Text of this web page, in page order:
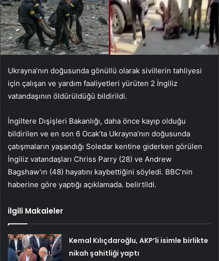
Ukrayna’nın doğusunda gönüllü olarak sivillerin tahliyesi
için çalışan ve yardım faaliyetleri yürüten 2 İngiliz
vatandaşının öldürüldüğü bildirildi.
İngiltere Dışişleri Bakanlığı, daha önce kayıp olduğu
bildirilen ve en son 6 Ocak’ta Ukrayna’nın doğusunda
çatışmaların yaşandığı Soledar kentine giderken görülen
İngiliz vatandaşları Chriss Parry (28) ve Andrew
Bagshaw’ın (48) hayatını kaybettiğini söyledi. BBC’nin
haberine göre yaptığı açıklamada. belirtildi.
İlgili Makaleler
Kemal Kılıçdaroğlu, AKP’li isimle birlikte
nikah şahitliği yaptı